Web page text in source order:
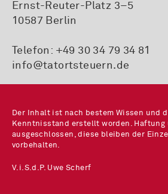
Ernst-Reuter-Platz 3–5
10587 Berlin
Telefon: +49 30 34 79 34 81
info@tatortsteuern.de
Der Inhalt ist nach bestem Wissen und
Kenntnisstand erstellt worden. Haftung
ausgeschlossen, diese bleiben der
vorbehalten.
V.i.S.d.P. Uwe Scherf